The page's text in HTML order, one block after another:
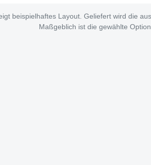
beispielhaftes Layout. Geliefert wird die
Maßgeblich ist die gewählte Option.